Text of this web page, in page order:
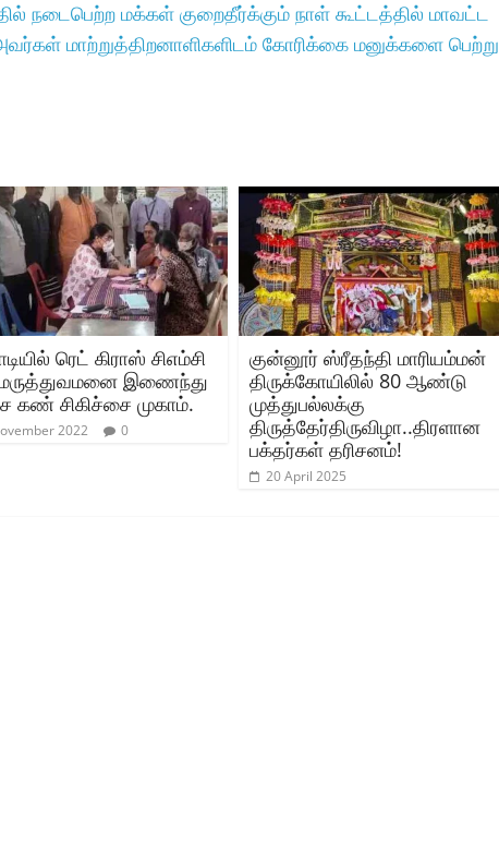
நடைபெற்ற மக்கள்‌ குறைதீர்க்கும்‌ நாள்‌ கூட்டத்தில்‌ மாவட்ட
மாற்றுத்திறனாளிகளிடம்‌ கோரிக்கை மனுக்களை பெற்று
ரெட் கிராஸ் சிஎம்சி
இணைந்து
கண் சிகிச்சை முகாம்.
2022 0
குன்னூர் ஸ்ரீதந்தி மாரியம்மன்
திருக்கோயிலில் 80 ஆண்டு
முத்துபல்லக்கு
திருத்தேர்திருவிழா..திரளான
பக்தர்கள் தரிசனம்!
20 April 2025